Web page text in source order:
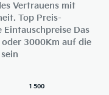
Vertrauens mit
Top Preis-
Das
3000Km auf die
1 500